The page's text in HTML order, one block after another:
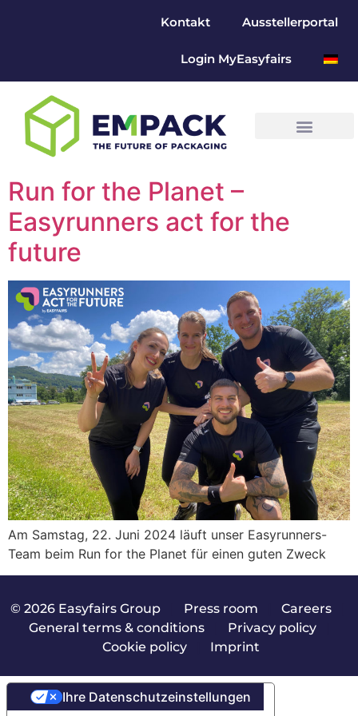
Kontakt Ausstellerportal
Login MyEasyfairs
Run for the Planet –
Easyrunners act for the
future
Am Samstag, 22. Juni 2024 läuft unser Easyrunners-
Team beim Run for the Planet für einen guten Zweck
© 2026 Easyfairs Group| Press room Careers|
General terms & conditions| Privacy policy|
Cookie policy| Imprint
Ihre Datenschutzeinstellungen